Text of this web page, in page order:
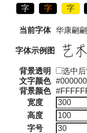
字 字 字
当前字体 华康翩
字体示例图
背景透明
选中
文字颜色 #000000
背景颜色
宽度
高度
字号